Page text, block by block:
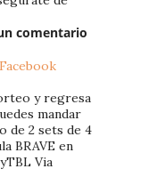
comentario
Facebook
y regresa
mandar
de 2 sets de 4
BRAVE en
Via